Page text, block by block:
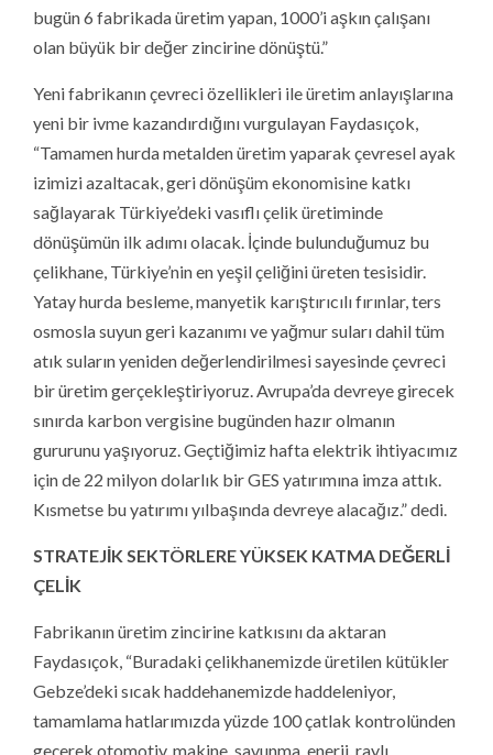
bugün 6 fabrikada üretim yapan, 1000’i aşkın çalışanı
olan büyük bir değer zincirine dönüştü.”
Yeni fabrikanın çevreci özellikleri ile üretim anlayışlarına
yeni bir ivme kazandırdığını vurgulayan Faydasıçok,
“Tamamen hurda metalden üretim yaparak çevresel ayak
izimizi azaltacak, geri dönüşüm ekonomisine katkı
sağlayarak Türkiye’deki vasıflı çelik üretiminde
dönüşümün ilk adımı olacak. İçinde bulunduğumuz bu
çelikhane, Türkiye’nin en yeşil çeliğini üreten tesisidir.
Yatay hurda besleme, manyetik karıştırıcılı fırınlar, ters
osmosla suyun geri kazanımı ve yağmur suları dahil tüm
atık suların yeniden değerlendirilmesi sayesinde çevreci
bir üretim gerçekleştiriyoruz. Avrupa’da devreye girecek
sınırda karbon vergisine bugünden hazır olmanın
gururunu yaşıyoruz. Geçtiğimiz hafta elektrik ihtiyacımız
için de 22 milyon dolarlık bir GES yatırımına imza attık.
Kısmetse bu yatırımı yılbaşında devreye alacağız.” dedi.
STRATEJİK SEKTÖRLERE YÜKSEK KATMA DEĞERLİ
ÇELİK
Fabrikanın üretim zincirine katkısını da aktaran
Faydasıçok, “Buradaki çelikhanemizde üretilen kütükler
Gebze’deki sıcak haddehanemizde haddeleniyor,
tamamlama hatlarımızda yüzde 100 çatlak kontrolünden
geçerek otomotiv, makine, savunma, enerji, raylı